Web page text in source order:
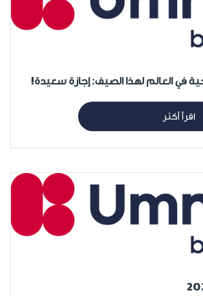
في العالم لهذا الصيف: إجازة سعيدة!
اقرأ أكثر